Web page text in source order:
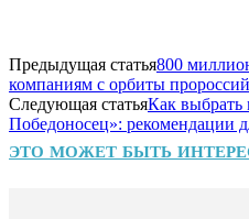
Предыдущая статья800
компаниям с орбиты
Следующая статьяКак выбрать
Победоносец»: рекомендации
ЭТО МОЖЕТ БЫТЬ